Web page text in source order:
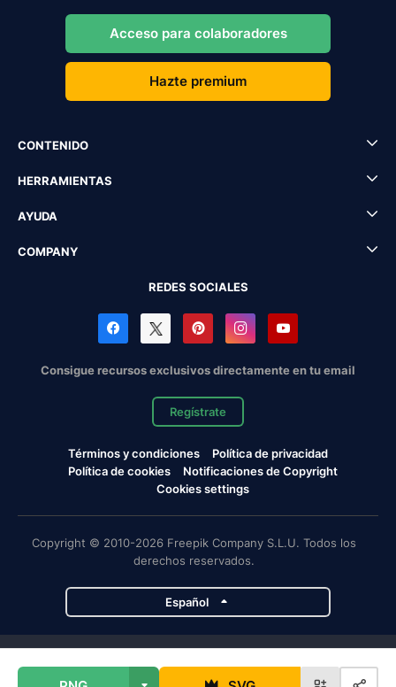
Acceso para colaboradores
Hazte premium
CONTENIDO
HERRAMIENTAS
AYUDA
COMPANY
REDES SOCIALES
Consigue recursos exclusivos directamente en tu email
Regístrate
Términos y condiciones
Política de privacidad
Política de cookies
Notificaciones de Copyright
Cookies settings
Copyright © 2010-2026 Freepik Company S.L.U. Todos los
derechos reservados.
Español